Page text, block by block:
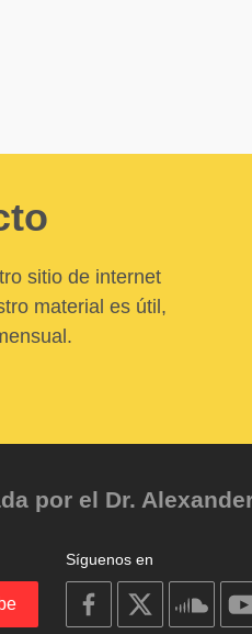
sitio de internet
material es útil,
por el Dr.
Síguenos en
on
facebook
on
on